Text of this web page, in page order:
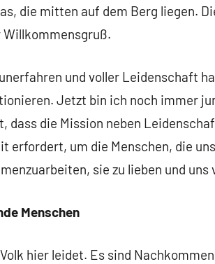
die mitten auf dem Berg liegen.
Willkommensgruß.
und voller Leidenschaft
Jetzt bin ich noch immer
dass die Mission neben
erfordert, um die Menschen, die
sie zu lieben und uns
Menschen
hier leidet. Es sind